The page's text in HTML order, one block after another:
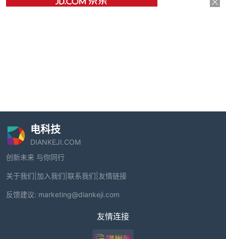
电科技
DIANKEJI.COM
创新未来 与你同行
关于我们 加入我们 联系我们 友情链接
反馈建议: marketing@diankeji.com
友情连接